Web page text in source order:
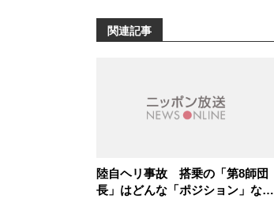
関連記事
陸自ヘリ事故 搭乗の「第8師団
長」はどんな「ポジション」なの